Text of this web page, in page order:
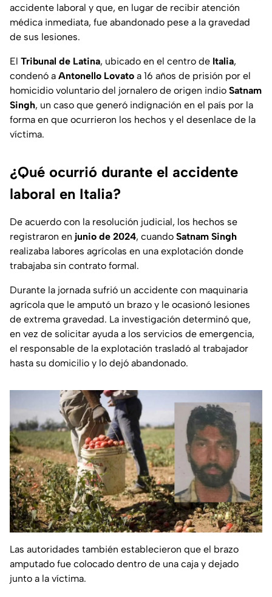
accidente laboral y que, en lugar de recibir atención
médica inmediata, fue abandonado pese a la gravedad
de sus lesiones.
El Tribunal de Latina, ubicado en el centro de Italia,
condenó a Antonello Lovato a 16 años de prisión por el
homicidio voluntario del jornalero de origen indio Satnam
Singh, un caso que generó indignación en el país por la
forma en que ocurrieron los hechos y el desenlace de la
víctima.
¿Qué ocurrió durante el accidente
laboral en Italia?
De acuerdo con la resolución judicial, los hechos se
registraron en junio de 2024, cuando Satnam Singh
realizaba labores agrícolas en una explotación donde
trabajaba sin contrato formal.
Durante la jornada sufrió un accidente con maquinaria
agrícola que le amputó un brazo y le ocasionó lesiones
de extrema gravedad. La investigación determinó que,
en vez de solicitar ayuda a los servicios de emergencia,
el responsable de la explotación trasladó al trabajador
hasta su domicilio y lo dejó abandonado.
Las autoridades también establecieron que el brazo
amputado fue colocado dentro de una caja y dejado
junto a la víctima.